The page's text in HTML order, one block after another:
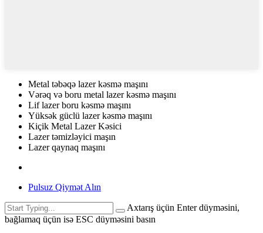
Metal təbəqə lazer kəsmə maşını
Vərəq və boru metal lazer kəsmə maşını
Lif lazer boru kəsmə maşını
Yüksək güclü lazer kəsmə maşını
Kiçik Metal Lazer Kəsici
Lazer təmizləyici maşın
Lazer qaynaq maşını
Pulsuz Qiymət Alın
Axtarış üçün Enter düyməsini,
bağlamaq üçün isə ESC düyməsini basın